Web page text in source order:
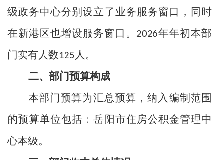
级政务中心分别设立了业务服务窗口，同时
在新港区也增设服务窗口。
2026年年初本部
门实有人数125人。
二、部门预算构成
本部门预算为汇总预算，纳入编制范围
的预算单位包括：岳阳市住房公积金管理中
心本级。